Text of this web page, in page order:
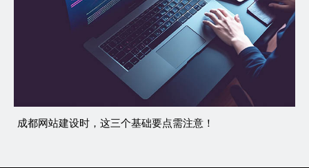
成都网站建设时，这三个基础要点需注意！